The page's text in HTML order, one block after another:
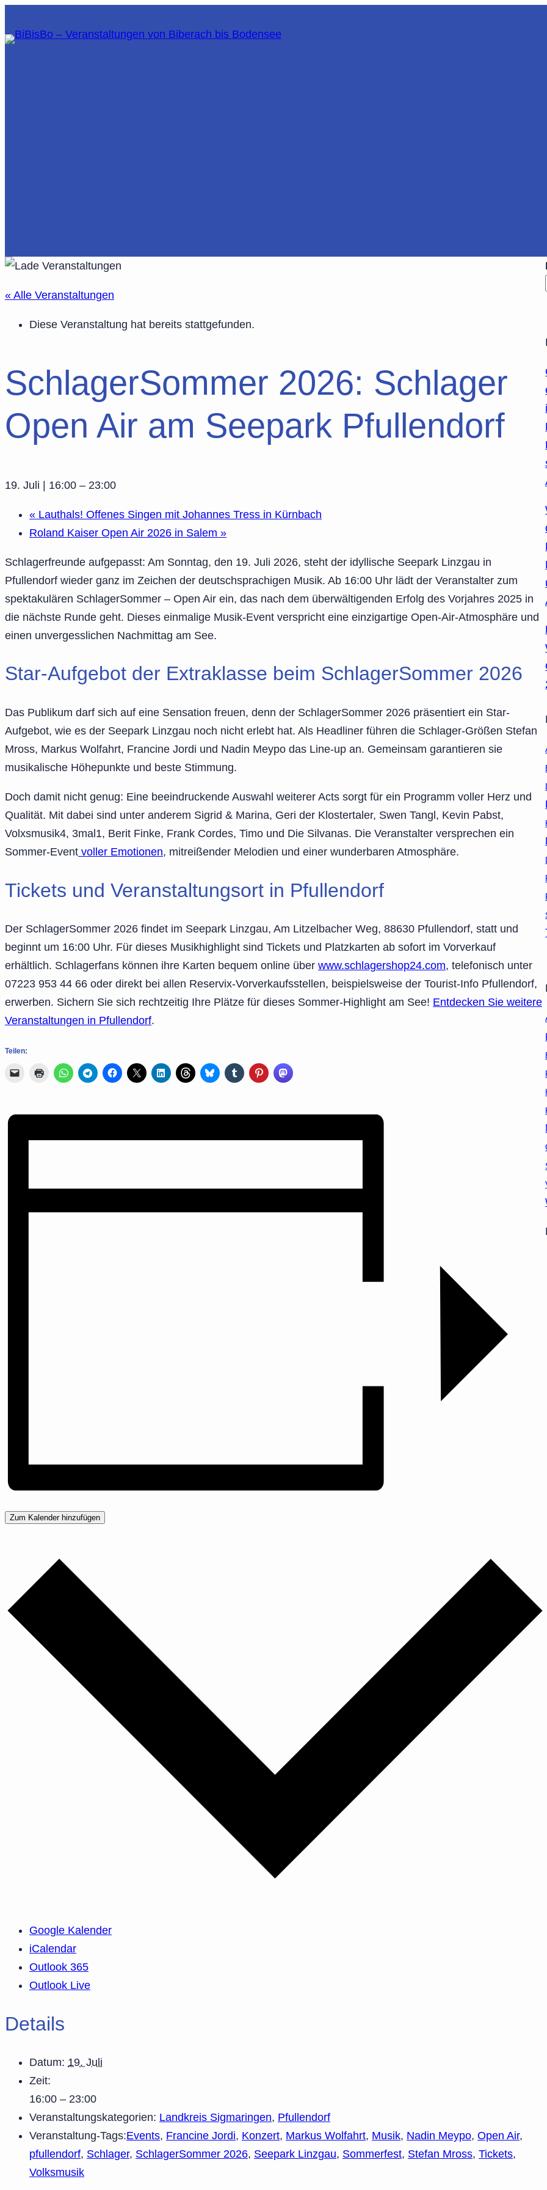
« Alle Veranstaltungen
Diese Veranstaltung hat bereits stattgefunden.
SchlagerSommer 2026: Schlager
Open Air am Seepark Pfullendorf
19. Juli | 16:00 – 23:00
« Lauthals! Offenes Singen mit Johannes Tress in Kürnbach
Roland Kaiser Open Air 2026 in Salem »
Schlagerfreunde aufgepasst: Am Sonntag, den 19. Juli 2026, steht der idyllische Seepark Linzgau in
Pfullendorf wieder ganz im Zeichen der deutschsprachigen Musik. Ab 16:00 Uhr lädt der Veranstalter zum
spektakulären SchlagerSommer – Open Air ein, das nach dem überwältigenden Erfolg des Vorjahres 2025 in
die nächste Runde geht. Dieses einmalige Musik-Event verspricht eine einzigartige Open-Air-Atmosphäre und
einen unvergesslichen Nachmittag am See.
Star-Aufgebot der Extraklasse beim SchlagerSommer 2026
Das Publikum darf sich auf eine Sensation freuen, denn der SchlagerSommer 2026 präsentiert ein Star-
Aufgebot, wie es der Seepark Linzgau noch nicht erlebt hat. Als Headliner führen die Schlager-Größen Stefan
Mross, Markus Wolfahrt, Francine Jordi und Nadin Meypo das Line-up an. Gemeinsam garantieren sie
musikalische Höhepunkte und beste Stimmung.
Doch damit nicht genug: Eine beeindruckende Auswahl weiterer Acts sorgt für ein Programm voller Herz und
Qualität. Mit dabei sind unter anderem Sigrid & Marina, Geri der Klostertaler, Swen Tangl, Kevin Pabst,
Volxsmusik4, 3mal1, Berit Finke, Frank Cordes, Timo und Die Silvanas. Die Veranstalter versprechen ein
Sommer-Event voller Emotionen, mitreißender Melodien und einer wunderbaren Atmosphäre.
Tickets und Veranstaltungsort in Pfullendorf
Der SchlagerSommer 2026 findet im Seepark Linzgau, Am Litzelbacher Weg, 88630 Pfullendorf, statt und
beginnt um 16:00 Uhr. Für dieses Musikhighlight sind Tickets und Platzkarten ab sofort im Vorverkauf
erhältlich. Schlagerfans können ihre Karten bequem online über www.schlagershop24.com, telefonisch unter
07223 953 44 66 oder direkt bei allen Reservix-Vorverkaufsstellen, beispielsweise der Tourist-Info Pfullendorf,
erwerben. Sichern Sie sich rechtzeitig Ihre Plätze für dieses Sommer-Highlight am See! Entdecken Sie weitere
Veranstaltungen in Pfullendorf.
Teilen:
Zum Kalender hinzufügen
Google Kalender
iCalendar
Outlook 365
Outlook Live
Details
Datum: 19. Juli
Zeit:
16:00 – 23:00
Veranstaltungskategorien: Landkreis Sigmaringen, Pfullendorf
Veranstaltung-Tags:Events, Francine Jordi, Konzert, Markus Wolfahrt, Musik, Nadin Meypo, Open Air,
pfullendorf, Schlager, SchlagerSommer 2026, Seepark Linzgau, Sommerfest, Stefan Mross, Tickets,
Volksmusik